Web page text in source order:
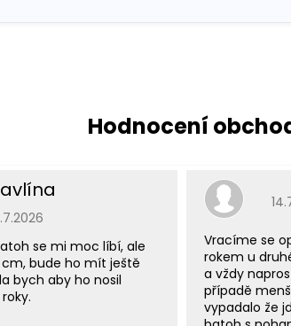
obchodu je 5 z 5 hvězdiček.
se mi moc líbí, ale
cm, bude ho mít ještě
bych aby ho nosil
Vracíme se
rokem u
a vždy
případě
vypadalo že